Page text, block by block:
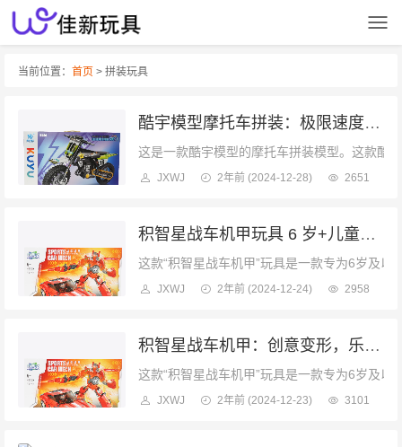
当前位置： 首页 > 拼装玩具
酷宇模型摩托车拼装：极限速度的体验1:8 摩托车模型
这是一款酷宇模型的摩托车拼装模型。这款酷
JXWJ 2年前 (2024-12-28) 2651
积智星战车机甲玩具 6 岁+儿童的创意玩伴
这款“积智星战车机甲”玩具是一款专为6岁及
JXWJ 2年前 (2024-12-24) 2958
积智星战车机甲：创意变形，乐趣无限
这款“积智星战车机甲”玩具是一款专为6岁及
JXWJ 2年前 (2024-12-23) 3101